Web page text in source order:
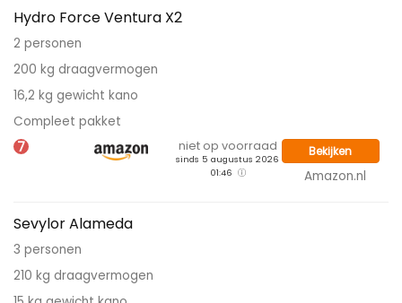
Hydro Force Ventura X2
2 personen
200 kg draagvermogen
16,2 kg gewicht kano
Compleet pakket
7 niet op voorraad
sinds 5 augustus 2026
01:46
Bekijken
Amazon.nl
Sevylor Alameda
3 personen
210 kg draagvermogen
15 kg gewicht kano